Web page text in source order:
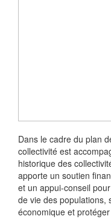
Dans le cadre du plan
collectivité est
historique des
apporte un soutien
et un appui-conseil
de vie des populations,
économique et